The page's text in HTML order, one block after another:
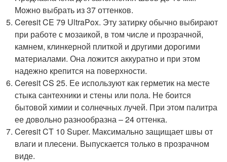
Можно выбрать из 37 оттенков.
Ceresit CE 79 UltraPox. Эту затирку обычно выбирают
при работе с мозаикой, в том числе и прозрачной,
камнем, клинкерной плиткой и другими дорогими
материалами. Она ложится аккуратно и при этом
надежно крепится на поверхности.
Ceresit CS 25. Ее используют как герметик на месте
стыка сантехники и стены или пола. Не боится
бытовой химии и солнечных лучей. При этом палитра
ее довольно разнообразна – 24 оттенка.
Ceresit CT 10 Super. Максимально защищает швы от
влаги и плесени. Выпускается только в прозрачном
виде.